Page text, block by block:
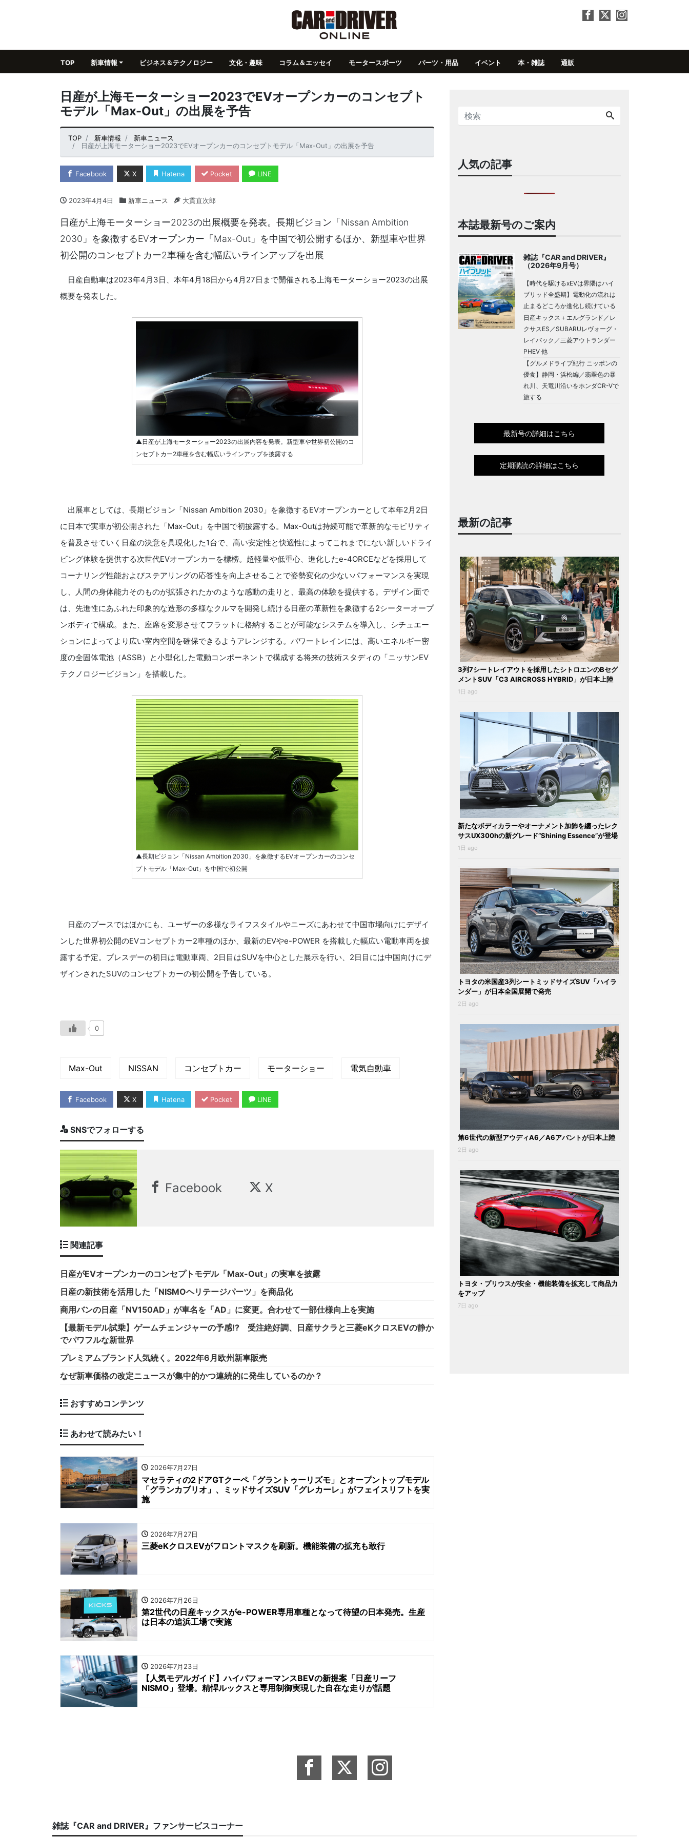
TOP 新車情報 ビジネス＆テクノロジー 文化・趣味 コラム＆エッセイ モータースポーツ パーツ・用品 イベント 本・雑誌 通販
日産が上海モーターショー2023でEVオープンカーのコンセプト
モデル「Max-Out」の出展を予告
TOP 新車情報
新車ニュース
日産が上海モーターショー2023でEVオープンカーのコンセプトモデル「Max-Out」の出展を予告
Facebook X Hatena Pocket LINE
2023年4月4日 新車ニュース 大貫直次郎
日産が上海モーターショー2023の出展概要を発表。長期ビジョン「Nissan Ambition
2030」を象徴するEVオープンカー「Max-Out」を中国で初公開するほか、新型車や世界
初公開のコンセプトカー2車種を含む幅広いラインアップを出展
日産自動車は2023年4月3日、本年4月18日から4月27日まで開催される上海モーターショー2023の出展
概要を発表した。
▲日産が上海モーターショー2023の出展内容を発表。新型車や世界初公開のコ
ンセプトカー2車種を含む幅広いラインアップを披露する
出展車としては、長期ビジョン「Nissan Ambition 2030」を象徴するEVオープンカーとして本年2月2日
に日本で実車が初公開された「Max-Out」を中国で初披露する。Max-Outは持続可能で革新的なモビリティ
を普及させていく日産の決意を具現化した1台で、高い安定性と快適性によってこれまでにない新しいドライ
ビング体験を提供する次世代EVオープンカーを標榜。超軽量や低重心、進化したe-4ORCEなどを採用して
コーナリング性能およびステアリングの応答性を向上させることで姿勢変化の少ないパフォーマンスを実現
し、人間の身体能力そのものが拡張されたかのような感動の走りと、最高の体験を提供する。デザイン面で
は、先進性にあふれた印象的な造形の多様なクルマを開発し続ける日産の革新性を象徴する2シーターオープ
ンボディで構成。また、座席を変形させてフラットに格納することが可能なシステムを導入し、シチュエー
ションによってより広い室内空間を確保できるようアレンジする。パワートレインには、高いエネルギー密
度の全固体電池（ASSB）と小型化した電動コンポーネントで構成する将来の技術スタディの「ニッサンEV
テクノロジービジョン」を搭載した。
▲長期ビジョン「Nissan Ambition 2030」を象徴するEVオープンカーのコンセ
プトモデル「Max-Out」を中国で初公開
日産のブースではほかにも、ユーザーの多様なライフスタイルやニーズにあわせて中国市場向けにデザイ
ンした世界初公開のEVコンセプトカー2車種のほか、最新のEVやe-POWER を搭載した幅広い電動車両を披
露する予定。プレスデーの初日は電動車両、2日目はSUVを中心とした展示を行い、2日目には中国向けにデ
ザインされたSUVのコンセプトカーの初公開を予告している。
0
Max-Out NISSAN コンセプトカー モーターショー 電気自動車
Facebook X Hatena Pocket LINE
SNSでフォローする
Facebook X
関連記事
日産がEVオープンカーのコンセプトモデル「Max-Out」の実車を披露
日産の新技術を活用した「NISMOヘリテージパーツ」を商品化
商用バンの日産「NV150AD」が車名を「AD」に変更。合わせて一部仕様向上を実施
【最新モデル試乗】ゲームチェンジャーの予感!? 受注絶好調、日産サクラと三菱eKクロスEVの静か
でパワフルな新世界
プレミアムブランド人気続く。2022年6月欧州新車販売
なぜ新車価格の改定ニュースが集中的かつ連続的に発生しているのか？
おすすめコンテンツ
あわせて読みたい！
2026年7月27日
マセラティの2ドアGTクーペ「グラントゥーリズモ」とオープントップモデル
「グランカブリオ」、ミッドサイズSUV「グレカーレ」がフェイスリフトを実
施
2026年7月27日
三菱eKクロスEVがフロントマスクを刷新。機能装備の拡充も敢行
2026年7月26日
第2世代の日産キックスがe-POWER専用車種となって待望の日本発売。生産
は日本の追浜工場で実施
2026年7月23日
【人気モデルガイド】ハイパフォーマンスBEVの新提案「日産リーフ
NISMO」登場。精悍ルックスと専用制御実現した自在な走りが話題
人気の記事
本誌最新号のご案内
雑誌『CAR and DRIVER』
（2026年9月号）
【時代を駆けるxEVは界隈はハイ
ブリッド全盛期】電動化の流れは
止まるどころか進化し続けている
日産キックス＋エルグランド／レ
クサスES／SUBARUレヴォーグ・
レイバック／三菱アウトランダー
PHEV 他
【グルメドライブ紀行 ニッポンの
優食】静岡・浜松編／翡翠色の暴
れ川、天竜川沿いをホンダCR-Vで
旅する
最新号の詳細はこちら
定期購読の詳細はこちら
最新の記事
3列7シートレイアウトを採用したシトロエンのBセグ
メントSUV「C3 AIRCROSS HYBRID」が日本上陸
1日 ago
新たなボディカラーやオーナメント加飾を纏ったレク
サスUX300hの新グレード“Shining Essence”が登場
1日 ago
トヨタの米国産3列シートミッドサイズSUV「ハイラ
ンダー」が日本全国展開で発売
2日 ago
第6世代の新型アウディA6／A6アバントが日本上陸
2日 ago
トヨタ・プリウスが安全・機能装備を拡充して商品力
をアップ
7日 ago
雑誌『CAR and DRIVER』ファンサービスコーナー